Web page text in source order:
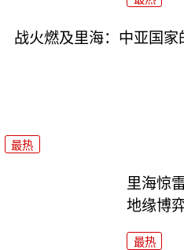
战火燃及里海：中亚国
最热
里海惊
地缘博
最热